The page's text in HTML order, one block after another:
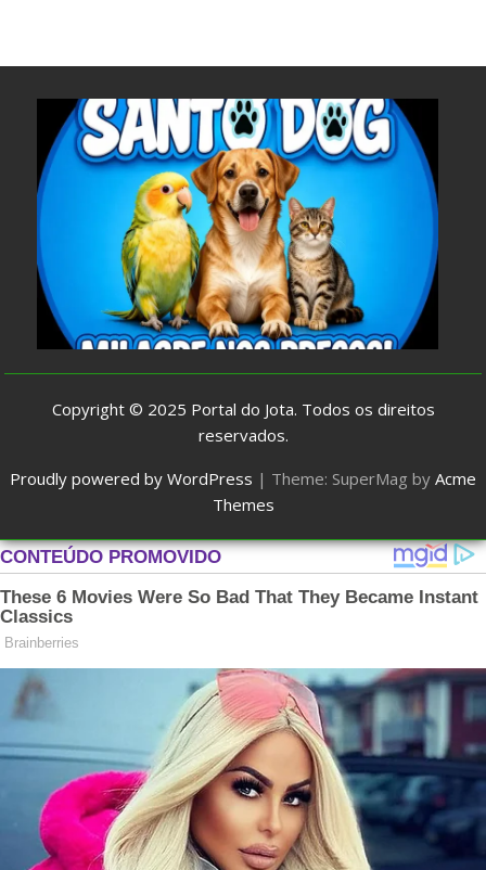
Copyright © 2025 Portal do Jota. Todos os direitos
reservados.
Proudly powered by WordPress | Theme: SuperMag by Acme
Themes